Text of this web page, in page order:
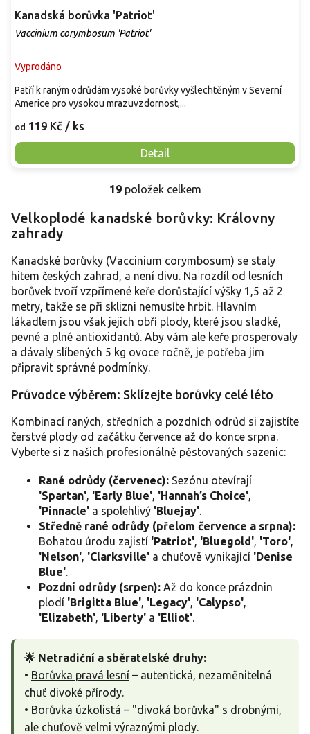
Kanadská borůvka 'Patriot'
Vaccinium corymbosum 'Patriot'
Vyprodáno
od 119 Kč / ks
Detail
Patří k raným odrůdám vysoké borůvky vyšlechtěným v Severní
Americe pro vysokou mrazuvzdornost,...
O
l
a
c
í
p
r
v
k
y
p
i
s
u
19položek celkem
Velkoplodé kanadské borůvky: Královny
zahrady
Kanadské borůvky (Vaccinium corymbosum) se staly
hitem českých zahrad, a není divu. Na rozdíl od lesních
borůvek tvoří vzpřímené keře dorůstající výšky 1,5 až 2
metry, takže se při sklizni nemusíte hrbit. Hlavním
lákadlem jsou však jejich obří plody, které jsou sladké,
pevné a plné antioxidantů. Aby vám ale keře prosperovaly
a dávaly slíbených 5 kg ovoce ročně, je potřeba jim
připravit správné podmínky.
Průvodce výběrem: Sklízejte borůvky celé léto
Kombinací raných, středních a pozdních odrůd si zajistíte
čerstvé plody od začátku července až do konce srpna.
Vyberte si z našich profesionálně pěstovaných sazenic:
Rané odrůdy (červenec): Sezónu otevírají
'Spartan' 'Early Blue' 'Hannah’s Choice'
'Pinnacle' a spolehlivý 'Bluejay'
Středně rané odrůdy (přelom července a srpna):
Bohatou úrodu zajistí 'Patriot' 'Bluegold' 'Toro'
'Nelson' 'Clarksville' a chuťově vynikající 'Denise
Blue'
Pozdní odrůdy (srpen): Až do konce prázdnin
plodí 'Brigitta Blue' 'Legacy' 'Calypso'
'Elizabeth' 'Liberty' a 'Elliot'
🌟 Netradiční a sběratelské druhy:
• Borůvka pravá lesní – autentická, nezaměnitelná
chuť divoké přírody.
• Borůvka úzkolistá – "divoká borůvka" s drobnými,
ale chuťově velmi výraznými plody.